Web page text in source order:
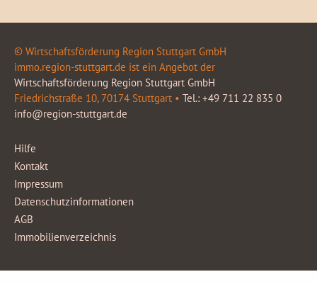
© Wirtschaftsförderung Region Stuttgart GmbH
immo.region-stuttgart.de ist ein Angebot der
Wirtschaftsförderung Region Stuttgart GmbH
Friedrichstraße 10, 70174 Stuttgart • Tel.: +49 711 22 835 0
info@region-stuttgart.de
Hilfe
Kontakt
Impressum
Datenschutzinformationen
AGB
Immobilienverzeichnis